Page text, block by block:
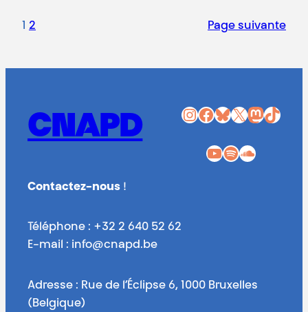
1 2 Page suivante
CNAPD InstagramFacebook Bluesky X Mastodon TikTok
YouTube Spotify SoundCloud
Contactez-nous !
Téléphone : +32 2 640 52 62
E-mail : info@cnapd.be
Adresse : Rue de l’Éclipse 6, 1000 Bruxelles
(Belgique)